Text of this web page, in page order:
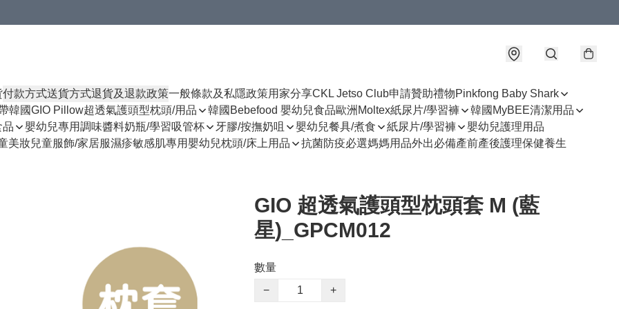
付款方式送貨方式退貨及退款政策一般條款及私隱政策用家分享CKL Jetso Club申請贊助禮物Pinkfong Baby Shark
韓國GIO Pillow超透氣護頭型枕頭/用品 韓國Bebefood 嬰幼兒食品歐洲Moltex紙尿片/學習褲
韓國MyBEE清潔用品
品
嬰幼兒專用調味醬料奶瓶/學習吸管杯 牙膠/按撫奶咀 嬰幼兒餐具/煮食 紙尿片/學習褲
嬰幼兒護理用品
美妝兒童服飾/家居服濕疹敏感肌專用嬰幼兒枕頭/床上用品 抗菌防疫必選媽媽用品外出必備產前產後護理保健養生
GIO 超透氣護頭型枕頭套 M (藍
星)_GPCM012
數量
−
+